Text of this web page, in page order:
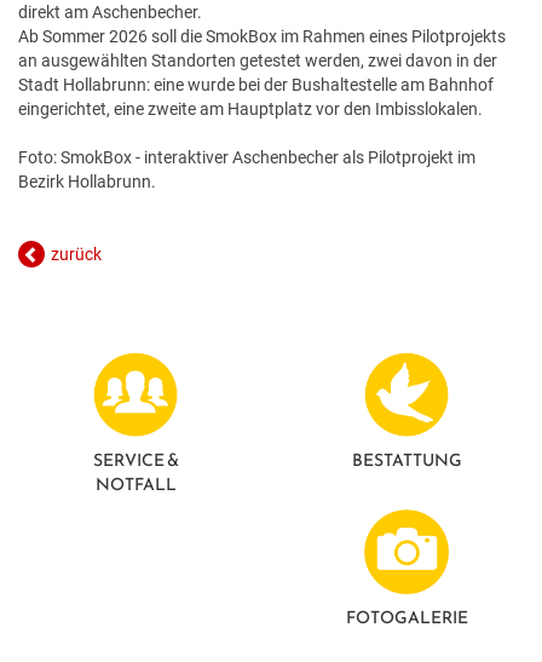
direkt am Aschenbecher.
Ab Sommer 2026 soll die SmokBox im Rahmen eines Pilotprojekts
an ausgewählten Standorten getestet werden, zwei davon in der
Stadt Hollabrunn: eine wurde bei der Bushaltestelle am Bahnhof
eingerichtet, eine zweite am Hauptplatz vor den Imbisslokalen.
Foto: SmokBox - interaktiver Aschenbecher als Pilotprojekt im
Bezirk Hollabrunn.
zurück
SERVICE &
NOTFALL
BESTATTUNG
FOTO­GALERIE